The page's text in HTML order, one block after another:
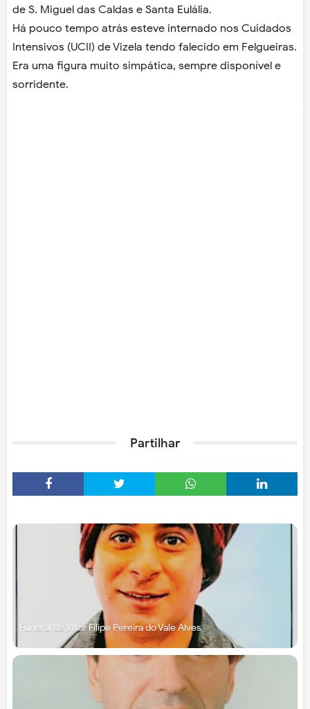
de S. Miguel das Caldas e Santa Eulália.
Há pouco tempo atrás esteve internado nos Cuidados
Intensivos (UCII) de Vizela tendo falecido em Felgueiras.
Era uma figura muito simpática, sempre disponível e
sorridente.
Partilhar
Funeral de Vítor Filipe Pereira do Vale Alves